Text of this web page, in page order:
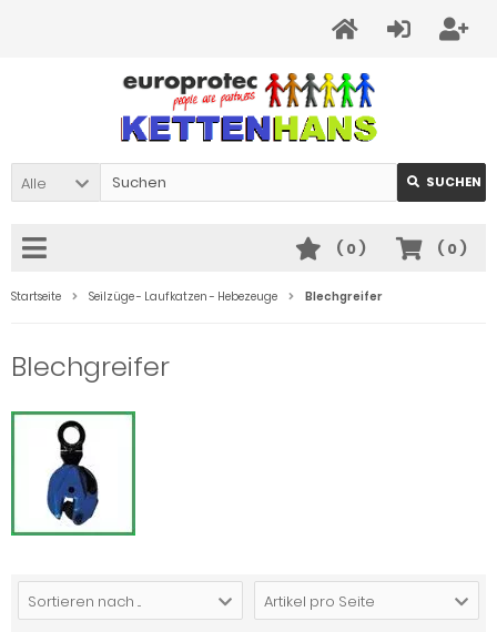
Alle SUCHEN
( 0)
( 0)
Startseite Seilzüge - Laufkatzen - Hebezeuge Blechgreifer
Blechgreifer
Sortieren nach ... Artikel pro Seite